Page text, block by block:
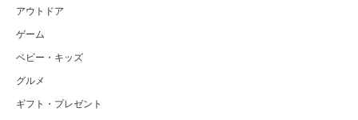
アウトドア
ゲーム
ベビー・キッズ
グルメ
ギフト・プレゼント